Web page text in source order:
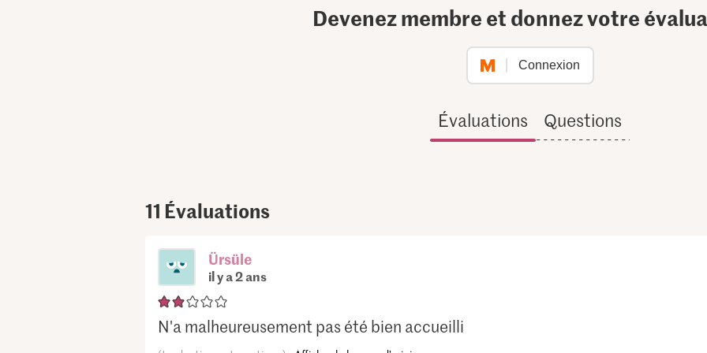
Devenez membre et donnez votre
Connexion
Évaluations Questions
11 Évaluations
Ürsüle
il y a 2 ans
N'a malheureusement pas été bien accueilli